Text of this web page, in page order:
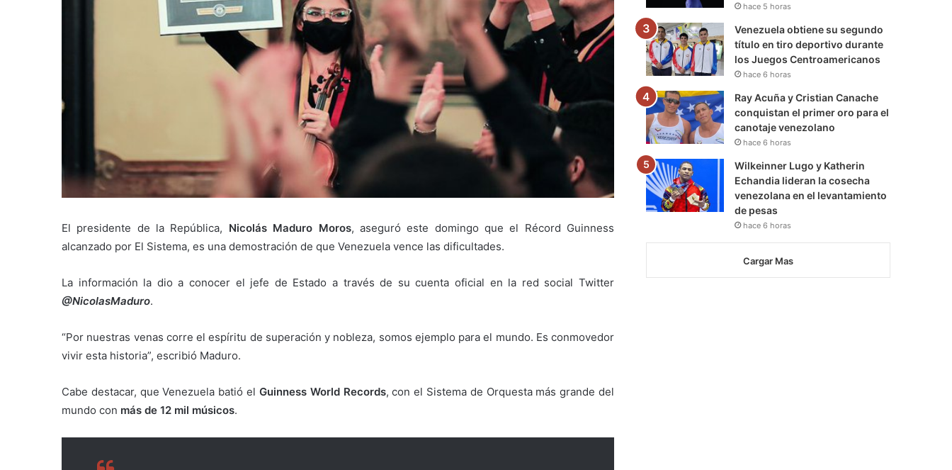
El presidente de la República, Nicolás Maduro Moros, aseguró este domingo que el Récord Guinness
alcanzado por El Sistema, es una demostración de que Venezuela vence las dificultades.
La información la dio a conocer el jefe de Estado a través de su cuenta oficial en la red social Twitter
@NicolasMaduro.
“Por nuestras venas corre el espíritu de superación y nobleza, somos ejemplo para el mundo. Es conmovedor
vivir esta historia”, escribió Maduro.
Cabe destacar, que Venezuela batió el Guinness World Records, con el Sistema de Orquesta más grande del
mundo con más de 12 mil músicos.
hace 5 horas
Venezuela obtiene su segundo
título en tiro deportivo durante
los Juegos Centroamericanos
hace 6 horas
Ray Acuña y Cristian Canache
conquistan el primer oro para el
canotaje venezolano
hace 6 horas
Wilkeinner Lugo y Katherin
Echandia lideran la cosecha
venezolana en el levantamiento
de pesas
hace 6 horas
Cargar Mas